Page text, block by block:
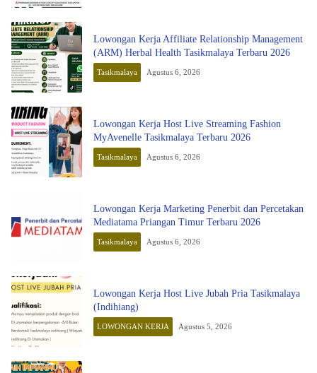
Lowongan Kerja Affiliate Relationship Management
(ARM) Herbal Health Tasikmalaya Terbaru 2026
Tasikmalaya Agustus 6, 2026
Lowongan Kerja Host Live Streaming Fashion
MyAvenelle Tasikmalaya Terbaru 2026
Tasikmalaya Agustus 6, 2026
Lowongan Kerja Marketing Penerbit dan Percetakan
Mediatama Priangan Timur Terbaru 2026
Tasikmalaya Agustus 6, 2026
Lowongan Kerja Host Live Jubah Pria Tasikmalaya
(Indihiang)
LOWONGAN KERJA Agustus 5, 2026